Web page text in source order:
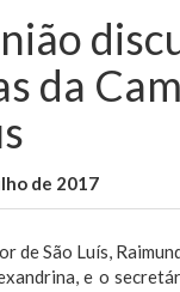
da
de 2017
de São Luís,
e o